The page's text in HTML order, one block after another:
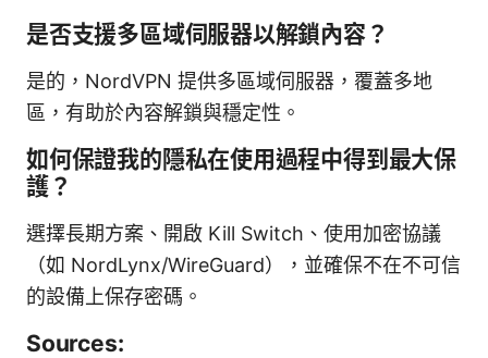
是否支援多區域伺服器以解鎖內容？
是的，NordVPN 提供多區域伺服器，覆蓋多地
區，有助於內容解鎖與穩定性。
如何保證我的隱私在使用過程中得到最大保
護？
選擇長期方案、開啟 Kill Switch、使用加密協議
（如 NordLynx/WireGuard），並確保不在不可信
的設備上保存密碼。
Sources: